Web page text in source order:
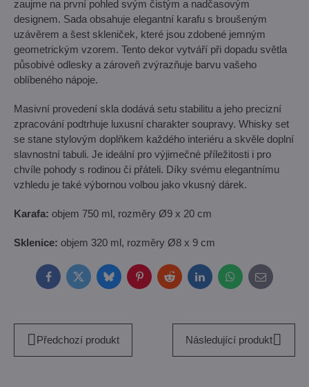
zaujme na první pohled svým čistým a nadčasovým
designem. Sada obsahuje elegantní karafu s broušeným
uzávěrem a šest skleniček, které jsou zdobené jemným
geometrickým vzorem. Tento dekor vytváří při dopadu světla
působivé odlesky a zároveň zvýrazňuje barvu vašeho
oblíbeného nápoje.
Masivní provedení skla dodává setu stabilitu a jeho precizní
zpracování podtrhuje luxusní charakter soupravy. Whisky set
se stane stylovým doplňkem každého interiéru a skvěle doplní
slavnostní tabuli. Je ideální pro výjimečné příležitosti i pro
chvíle pohody s rodinou či přáteli. Díky svému elegantnímu
vzhledu je také výbornou volbou jako vkusný dárek.
Karafa: objem 750 ml, rozměry Ø9 x 20 cm
Sklenice: objem 320 ml, rozměry Ø8 x 9 cm
FacebookTwitterBlueskyPinterestRedditLinkedInWhatsApp
E-
mail
Předchozí produkt Následující produkt